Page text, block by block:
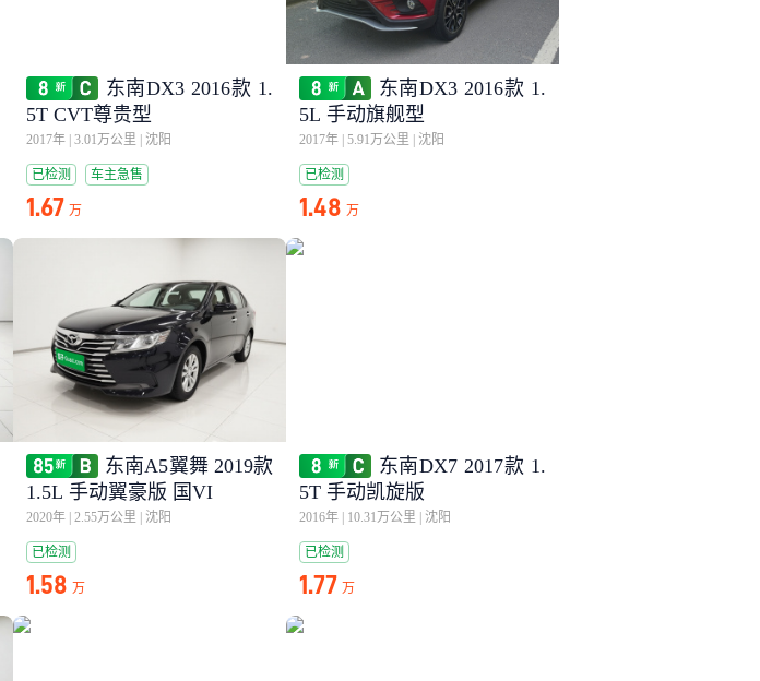
东南DX3 2016款 1.
5T CVT尊贵型
2017年 3.01万公里 沈阳
已检测 车主急售
1.67 万
东南DX3 2016款 1.
5L 手动旗舰型
2017年 5.91万公里 沈阳
已检测
1.48 万
东南A5翼舞 2019款
1.5L 手动翼豪版 国VI
2020年 2.55万公里 沈阳
已检测
1.58 万
东南DX7 2017款 1.
5T 手动凯旋版
2016年 10.31万公里 沈阳
已检测
1.77 万